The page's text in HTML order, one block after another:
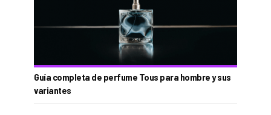
Guía completa de perfume Tous para hombre y sus
variantes